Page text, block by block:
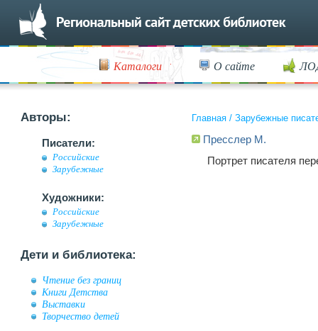
Каталоги О сайте
Авторы:
Писатели:
Российские
Зарубежные
Художники:
Российские
Зарубежные
Дети и библиотека:
Чтение без границ
Книги Детства
Выставки
Творчество детей
Главная / Зарубежные
Пресслер М.
Портрет писателя